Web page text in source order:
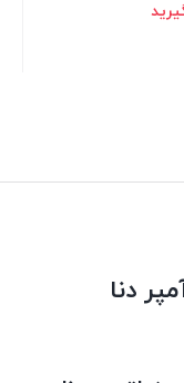
چهار پل 63 آمپر دنا